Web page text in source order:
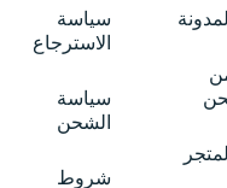
سياسة
الاسترجاع
سياسة
الشحن
شروط